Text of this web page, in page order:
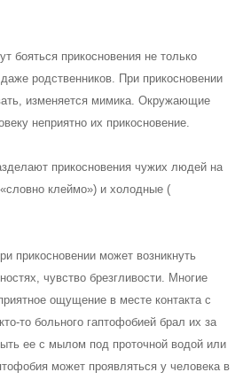
бояться прикосновения не только
родственников. При прикосновении
изменяется мимика. Окружающие
неприятно их прикосновение.
прикосновения чужих людей на
клеймо») и холодные (
прикосновении может возникнуть
чувство брезгливости. Многие
ощущение в месте контакта с
то больного гаптофобией брал их за
ее с мылом под проточной водой или
может проявляться у человека в